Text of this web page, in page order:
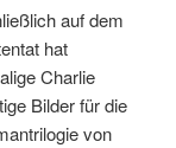
auf dem
hat
Charlie
Bilder für die
von